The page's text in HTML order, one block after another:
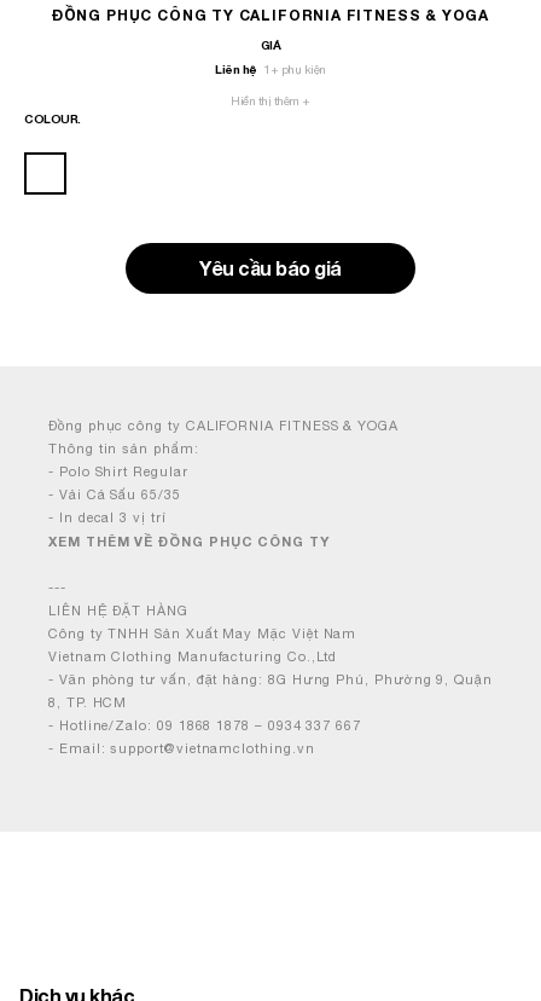
ĐỒNG PHỤC CÔNG TY CALIFORNIA FITNESS & YOGA
GIÁ
Liên hệ
1 + phụ kiện
Hiển thị thêm +
COLOUR.
Yêu cầu báo giá
Đồng phục công ty CALIFORNIA FITNESS & YOGA
Thông tin sản phẩm:
- Polo Shirt Regular
- Vải Cá Sấu 65/35
- In decal 3 vị trí
XEM THÊM VỀ ĐỒNG PHỤC CÔNG TY
---
LIÊN HỆ ĐẶT HÀNG
Công ty TNHH Sản Xuất May Mặc Việt Nam
Vietnam Clothing Manufacturing Co.,Ltd
- Văn phòng tư vấn, đặt hàng: 8G Hưng Phú, Phường 9, Quận
8, TP. HCM
- Hotline/Zalo: 09 1868 1878 – 0934 337 667
- Email: support@vietnamclothing.vn
Dịch vụ khác